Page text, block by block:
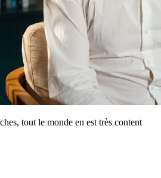
tout le monde en est très content